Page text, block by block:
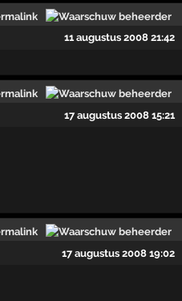
11 augustus 2008 21:42
17 augustus 2008 15:21
17 augustus 2008 19:02